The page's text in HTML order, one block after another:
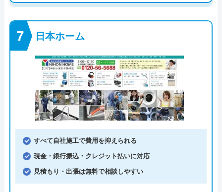
日本ホーム
すべて自社施工で費用を抑えられる
現金・銀行振込・クレジット払いに対応
見積もり・出張は無料で相談しやすい